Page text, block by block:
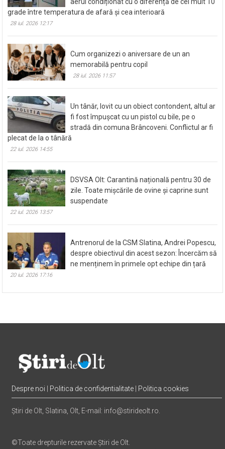
grade între temperatura de afară și cea interioară
28 iul. 2026 12:17
Cum organizezi o aniversare de un an
memorabilă pentru copil
28 iul. 2026 11:57
Un tânăr, lovit cu un obiect contondent, altul ar
fi fost împușcat cu un pistol cu bile, pe o
stradă din comuna Brâncoveni. Conflictul ar fi
plecat de la o tânără
22 iul. 2026 14:55
DSVSA Olt: Carantină națională pentru 30 de
zile. Toate mișcările de ovine și caprine sunt
suspendate
22 iul. 2026 13:57
Antrenorul de la CSM Slatina, Andrei Popescu,
despre obiectivul din acest sezon: Încercăm să
ne menținem în primele opt echipe din țară
20 iul. 2026 17:16
Despre noi Politica de confidentialitate Politica cookies
Știri de Olt, Slatina, Olt, E-mail: info@stirideolt.ro.
©Toate drepturile rezervate Știri de Olt.